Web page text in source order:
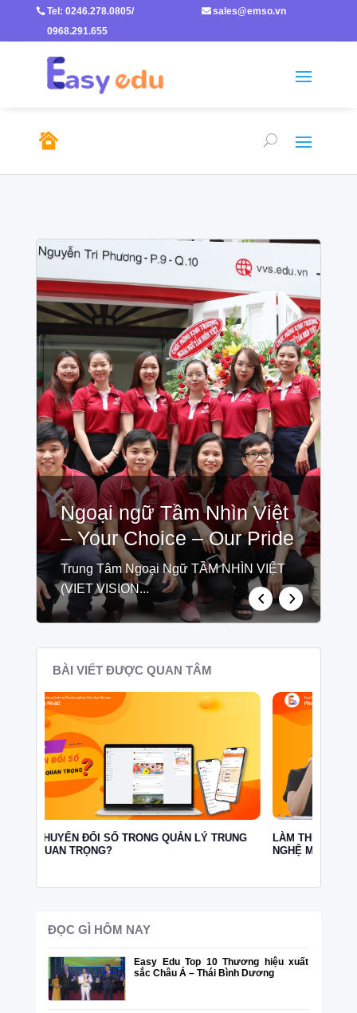
Tel: 0246.278.0805/
0968.291.655
sales@emso.vn
Ngoại ngữ Tầm Nhìn Việt
– Your Choice – Our Pride
Trung Tâm Ngoại Ngữ TẦM NHÌN VIỆT
(VIET VISION...
BÀI VIẾT ĐƯỢC QUAN TÂM
LÀM THẾ NÀO ĐỂ THUYẾT PHỤC SẾP ĐẦU TƯ CÔNG
NGHỆ MỚI?
ĐỌC GÌ HÔM NAY
Easy Edu Top 10 Thương hiệu xuất
sắc Châu Á – Thái Bình Dương